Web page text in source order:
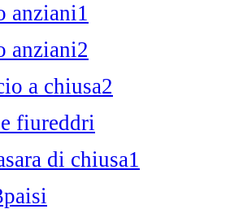
anziani1
anziani2
a chiusa2
fiureddri
di chiusa1